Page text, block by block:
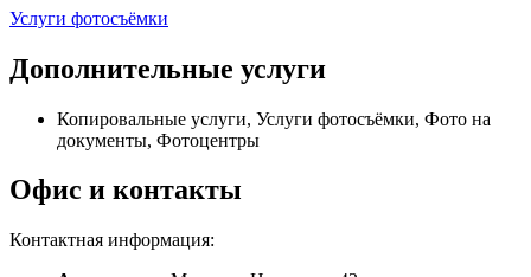
Услуги фотосъёмки
Дополнительные услуги
Копировальные услуги, Услуги фотосъёмки, Фото на
документы, Фотоцентры
Офис и контакты
Контактная информация: